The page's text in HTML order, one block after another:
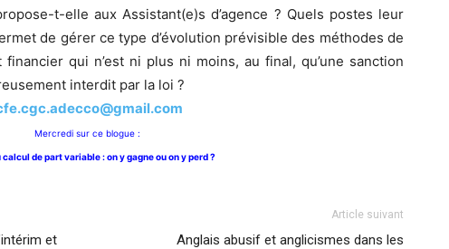
t-elle aux Assistant(e)s d’agence ? Quels postes leur
de gérer ce type d’évolution prévisible des méthodes de
qui n’est ni plus ni moins, au final, qu’une sanction
interdit par la loi ?
Mercredi sur ce blogue :
calcul de part variable : on y gagne ou on y perd ?
et
Article suivant
Anglais abusif et anglicismes dans les